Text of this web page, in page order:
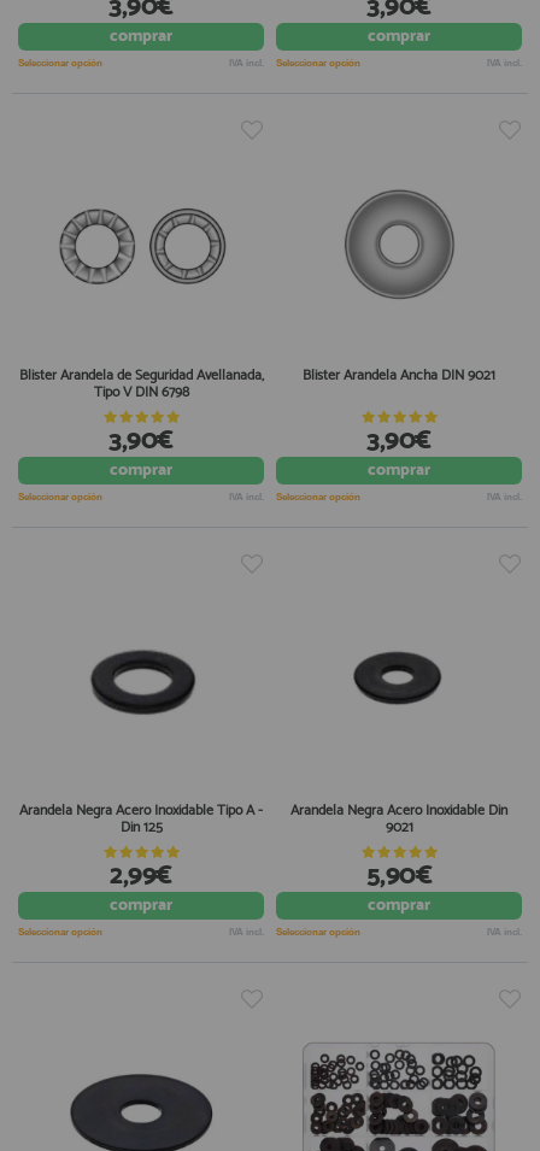
comprar
Seleccionar opción IVA incl.
comprar
Seleccionar opción IVA incl.
Blister Arandela de Seguridad Avellanada,
Tipo V DIN 6798
3,90€
comprar
Seleccionar opción IVA incl.
Blister Arandela Ancha DIN 9021
3,90€
comprar
Seleccionar opción IVA incl.
Arandela Negra Acero Inoxidable Tipo A -
Din 125
2,99€
comprar
Seleccionar opción IVA incl.
Arandela Negra Acero Inoxidable Din
9021
5,90€
comprar
Seleccionar opción IVA incl.